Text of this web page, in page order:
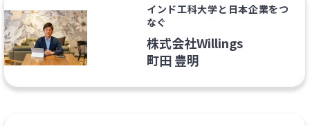
インド工科大学と日本企業をつ
なぐ
株式会社Willings
町田 豊明